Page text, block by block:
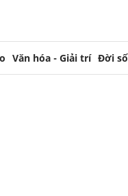
Văn hóa - Giải trí Đời